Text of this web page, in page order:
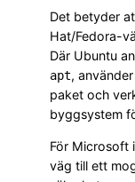
Det betyder
Hat/Fedora-
Där Ubuntu
apt,
paket och
byggsystem
För Microsoft
väg till ett